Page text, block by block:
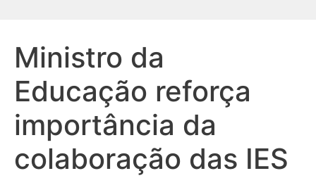
Ministro da
Educação reforça
importância da
colaboração das IES